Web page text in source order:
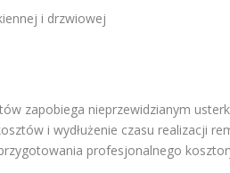
i drzwiowej
zapobiega nieprzewidzianym
i wydłużenie czasu realizacji
profesjonalnego